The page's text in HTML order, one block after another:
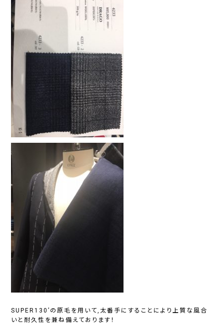
SUPER130’の原毛を用いて,太番手にすることにより上質な風合
いと耐久性を兼ね備えております！